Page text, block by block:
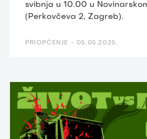
svibnja u 10.00 u
(Perkovčeva 2, Zagreb).
PRIOPĆENJE - 05.05.2025.